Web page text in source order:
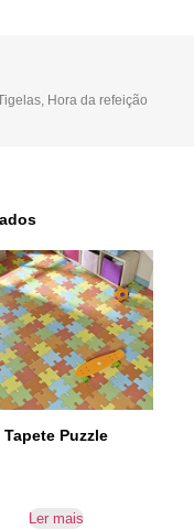
, Hora da refeição
Tapete Puzzle
Ler mais